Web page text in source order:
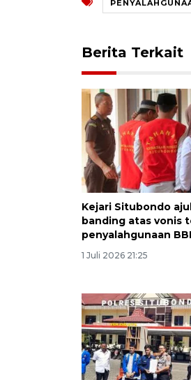
Berita Terkait
Kejari Situbondo
banding atas vonis
penyalahgunaan
1 Juli 2026 21:25